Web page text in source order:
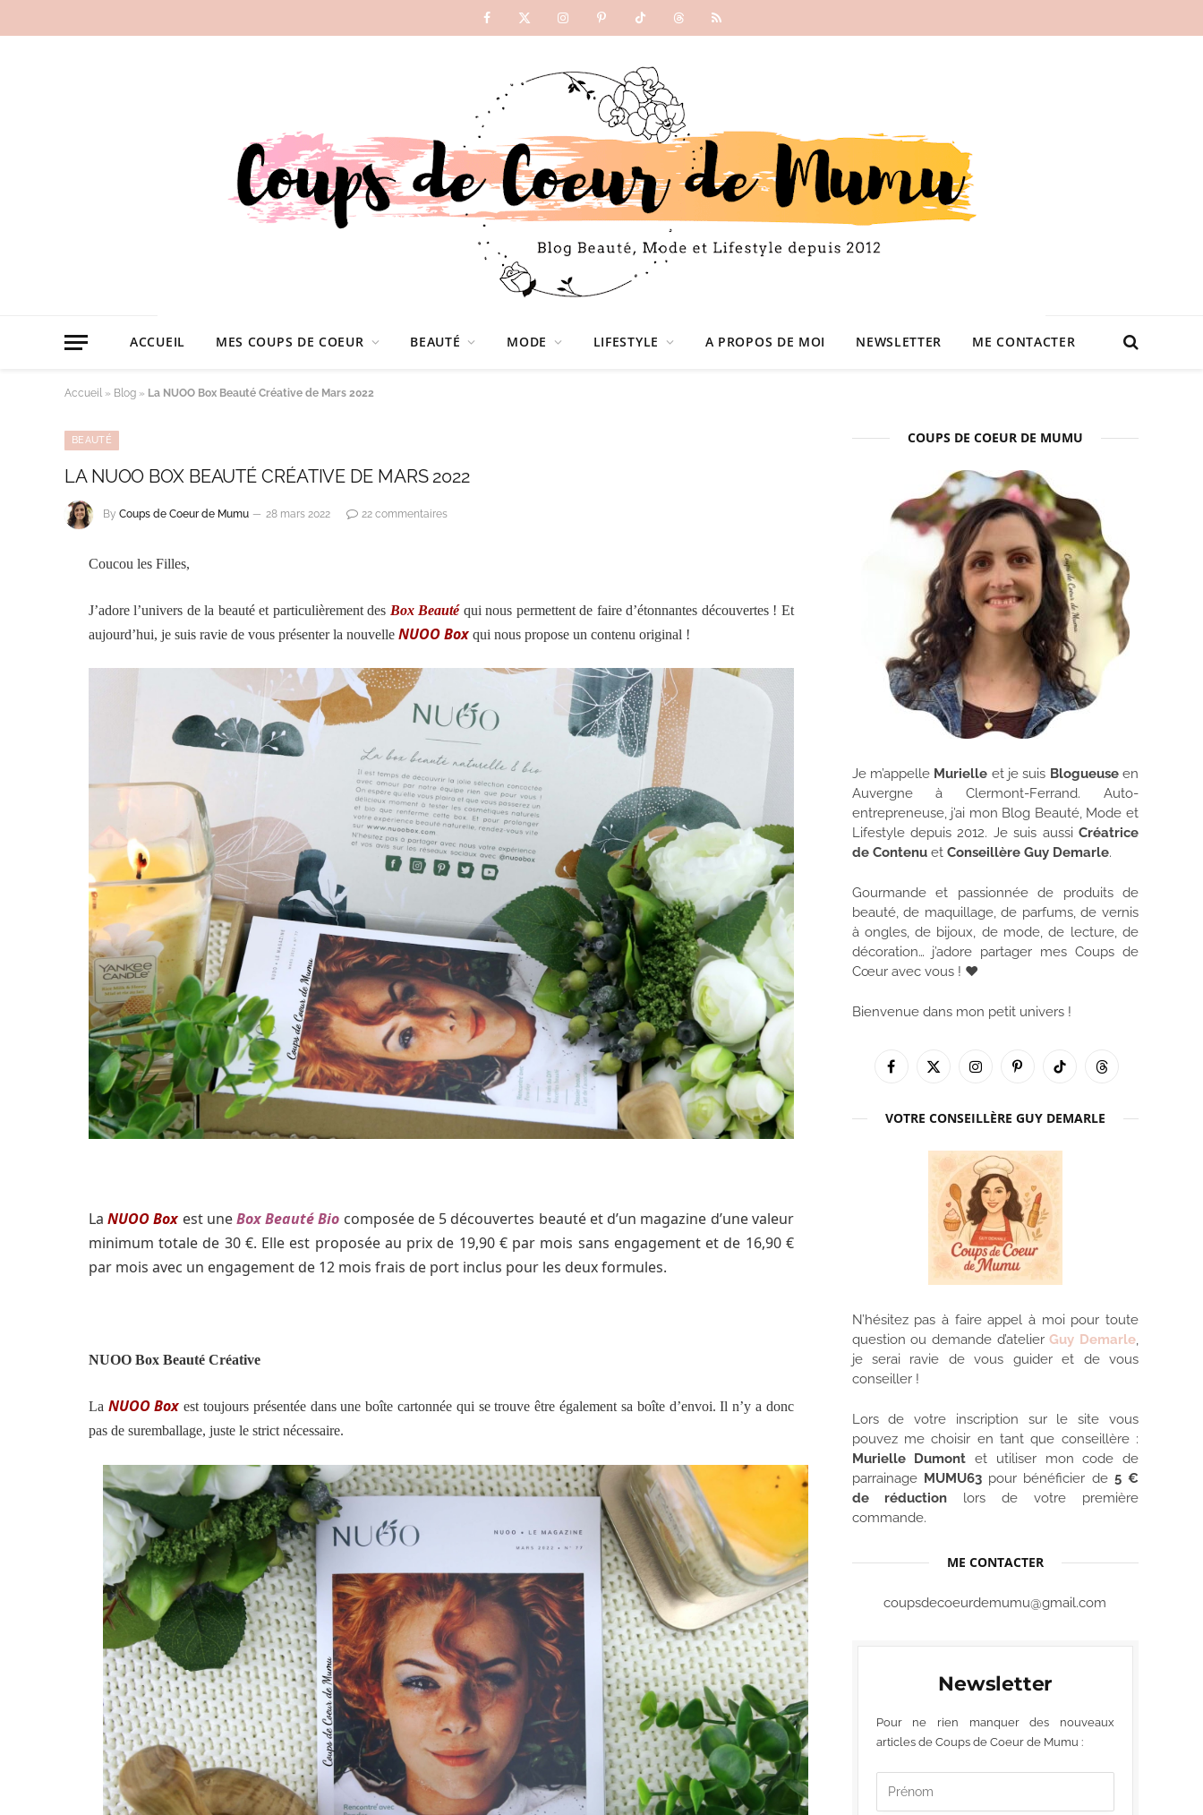
Facebook
X
InstagramPinterestTikTokThreadsRSS
ACCUEIL MES COUPS DE COEUR BEAUTÉ MODE LIFESTYLE A PROPOS DE MOI NEWSLETTER ME CONTACTER
Accueil » Blog » La NUOO Box Beauté Créative de Mars 2022
BEAUTÉ
LA NUOO BOX BEAUTÉ CRÉATIVE DE MARS 2022
By Coups de Coeur de Mumu 28 mars 2022 22 commentaires
Coucou les Filles,
J’adore l’univers de la beauté et particulièrement des Box Beautéqui nous permettent de faire d’étonnantes découvertes ! Et
aujourd’hui, je suis ravie de vous présenter la nouvelle NUOO Boxqui nous propose un contenu original !
LaNUOO Box est uneBox Beauté Bio composée de 5 découvertes beauté et d’un magazine d’une valeur
minimum totale de 30 €. Elle est proposée au prix de 19,90 € par mois sans engagement et de 16,90 €
par mois avec un engagement de 12 mois frais de port inclus pour les deux formules.
NUOO Box Beauté Créative
La NUOO Box est toujours présentée dans une boîte cartonnée qui se trouve être également sa boîte d’envoi. Il n’y a donc
pas de suremballage, juste le strict nécessaire.
COUPS DE COEUR DE MUMU
Je m’appelle Murielle et je suis Blogueuseen
Auvergne à Clermont-Ferrand. Auto-
entrepreneuse, j’ai mon Blog Beauté, Mode et
Lifestyle depuis 2012. Je suis aussi Créatrice
de Contenuet Conseillère Guy Demarle.
Gourmande et passionnée de produits de
beauté, de maquillage, de parfums, de vernis
à ongles, de bijoux, de mode, de lecture, de
décoration… j’adore partager mes Coups de
Cœur avec vous ! ♥
Bienvenue dans mon petit univers !
Facebook
X
InstagramPinterestTikTok Threads
VOTRE CONSEILLÈRE GUY DEMARLE
N’hésitez pas à faire appel à moi pour toute
question ou demande d’atelierGuy Demarle,
je serai ravie de vous guider et de vous
conseiller !
Lors de votre inscription sur le site vous
pouvez me choisir en tant que conseillère :
Murielle Dumont et utiliser mon code de
parrainage MUMU63pour bénéficier de 5 €
de réduction lors de votre première
commande.
ME CONTACTER
coupsdecoeurdemumu@gmail.com
Newsletter
Pour ne rien manquer des nouveaux
articles de Coups de Coeur de Mumu :